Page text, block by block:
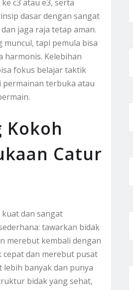
c3 atau e3, serta
dasar dengan sangat
jaga raja tetap aman.
muncul, tapi pemula bisa
harmonis. Kelebihan
fokus belajar taktik
permainan terbuka atau
Kokoh
Catur
kuat dan sangat
tawarkan bidak
merebut kembali dengan
cepat dan merebut pusat
banyak dan punya
bidak yang sehat,